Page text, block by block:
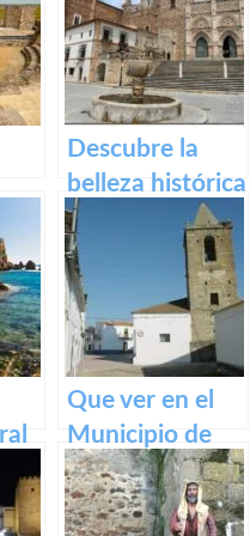
y actividades al
aire libre
Descubre la
belleza histórica
y espiritual del
Monasterio de
Guadalupe en
Extremadura.
Que ver en el
Municipio de
Alcollarín en
caceres